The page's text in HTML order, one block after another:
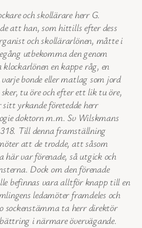
och skollärare herr G.
att han, som hittills efter dess
och skollärarlönen, måtte i
utbekomma den genom
en kappe råg, en
bonde eller matlag som jord
tu öre och efter ett lik tu öre,
yrkande företedde herr
doktorn m.m. Sv Wilskmans
Till denna framställning
att de trodde, att såsom
var förenade, så utgick och
Dock om den förenade
befinnas vara alltför knapp till en
ledamöter framdeles och
sockenstämma ta herr direktör
i närmare övervägande.